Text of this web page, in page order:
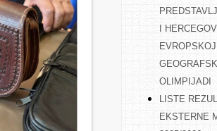
I
EVROPSKOJ
OLIMPIJADI
LISTE
EKSTERNE